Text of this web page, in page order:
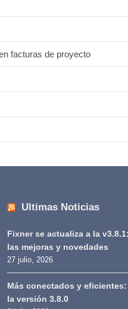
facturas de proyecto
Ultimas Noticias
Fixner se actualiza a la
las mejoras y novedades
27 julio, 2026
Más conectados y
la versión 3.8.0